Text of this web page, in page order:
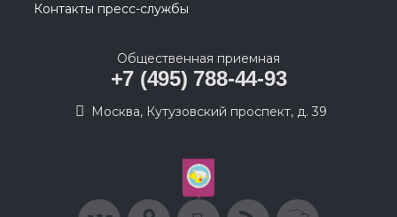
Контакты пресс-службы
Общественная приемная
+7 (495) 788-44-93
Москва, Кутузовский проспект, д. 39